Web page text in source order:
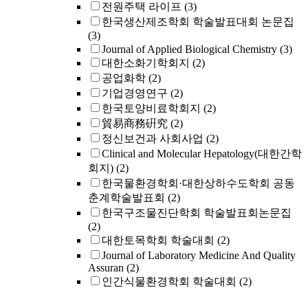
전원주택 라이프 (3)
한국생산제조학회 학술발표대회 논문집
(3)
Journal of Applied Biological Chemistry (3)
대한소화기학회지 (2)
공업화학 (2)
기업경영연구 (2)
한국토양비료학회지 (2)
貿易商務硏究 (2)
정신보건과 사회사업 (2)
Clinical and Molecular Hepatology(대한간학
회지) (2)
한국물환경학회·대한상하수도학회 공동
춘계학술발표회 (2)
한국구조물진단학회 학술발표회논문집
(2)
대한토목학회 학술대회 (2)
Journal of Laboratory Medicine And Quality
Assuran (2)
인간식물환경학회 학술대회 (2)